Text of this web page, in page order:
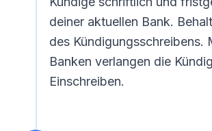
deiner aktuellen Bank.
des Kündigungsschreibens.
Banken verlangen die
Einschreiben.